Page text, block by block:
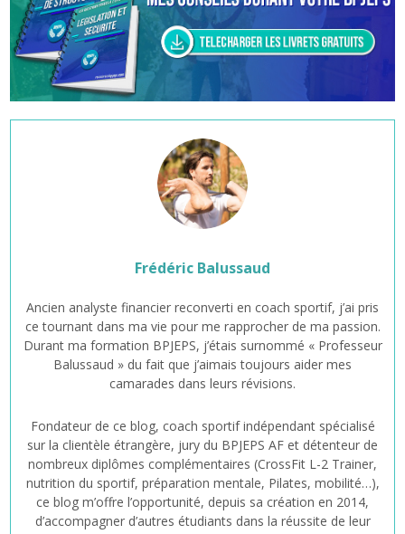
Frédéric Balussaud
Ancien analyste financier reconverti en coach sportif, j’ai pris
ce tournant dans ma vie pour me rapprocher de ma passion.
Durant ma formation BPJEPS, j’étais surnommé « Professeur
Balussaud » du fait que j’aimais toujours aider mes
camarades dans leurs révisions.
Fondateur de ce blog, coach sportif indépendant spécialisé
sur la clientèle étrangère, jury du BPJEPS AF et détenteur de
nombreux diplômes complémentaires (CrossFit L-2 Trainer,
nutrition du sportif, préparation mentale, Pilates, mobilité…),
ce blog m’offre l’opportunité, depuis sa création en 2014,
d’accompagner d’autres étudiants dans la réussite de leur